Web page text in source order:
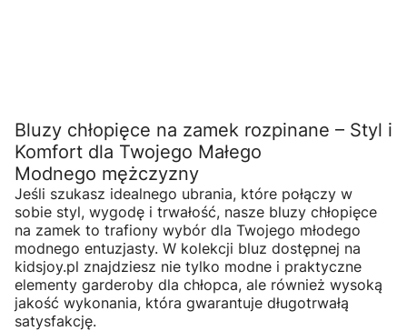
Bluzy chłopięce na zamek rozpinane – Styl i
Komfort dla Twojego Małego
Modnego mężczyzny
Jeśli szukasz idealnego ubrania, które połączy w
sobie styl, wygodę i trwałość, nasze bluzy chłopięce
na zamek to trafiony wybór dla Twojego młodego
modnego entuzjasty. W kolekcji bluz dostępnej na
kidsjoy.pl znajdziesz nie tylko modne i praktyczne
elementy garderoby dla chłopca, ale również wysoką
jakość wykonania, która gwarantuje długotrwałą
satysfakcję.